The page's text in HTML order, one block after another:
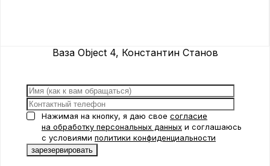
Ваза Object 4, Константин Станов
Нажимая на кнопку, я даю свое согласие
на обработку персональных данных и соглашаюсь
с условиями политики конфиденциальности